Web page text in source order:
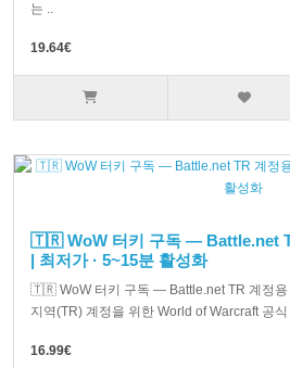
는 ..
19.64€
🇹🇷 WoW 터키 구독 — Battle.net
| 최저가 · 5~15분 활성화
🇹🇷 WoW 터키 구독 — Battle.net TR 계정용
지역(TR) 계정을 위한 World of Warcraft 공
16.99€